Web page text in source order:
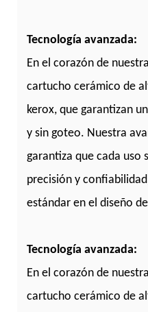
Tecnología avanzada:
En el corazón de
cartucho cerámico de
kerox, que garantizan
y sin goteo. Nuestra
garantiza que cada uso
precisión y
estándar en el diseño
Tecnología avanzada:
En el corazón de
cartucho cerámico de